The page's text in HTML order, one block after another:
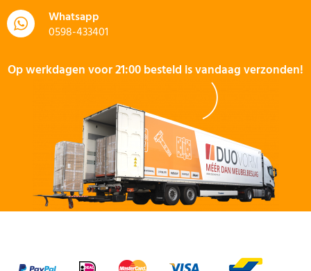
Whatsapp
0598-433401
Op werkdagen voor 21:00 besteld is vandaag verzonden!